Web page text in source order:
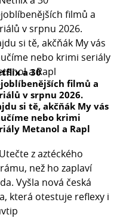
a 30
filmů a
v srpnu 2026.
si tě, akčňák My vás
nebo krimi
Metanol a Rapl